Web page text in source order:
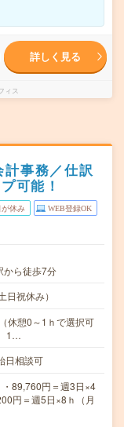
詳しく見る
ィス
事務／仕訳
可能！
が休み WEB登録OK
から徒歩7分
日祝休み）
休憩0～1ｈで選択可
1…
日相談可
89,760円＝週3日×4
円＝週5日×8ｈ（月